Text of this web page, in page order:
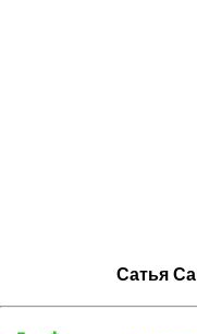
Сатья